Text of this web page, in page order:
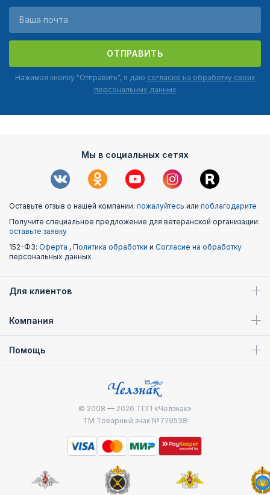
ОТПРАВИТЬ
Нажимая кнопку "Отправить", я даю согласие на обработку своих
персональных данных
Мы в социальных сетях
Оставьте отзыв о нашей компании: пожалуйтесь или поблагодарите
Получите специальное предложение для ветеранской организации:
оставьте заявку
152-ФЗ: Оферта , Политика обработки и Согласие на обработку
персональных данных
Для клиентов
Компания
Помощь
© 2008 — 2026 ТПП «Челзнак»
ТМ Товарный знак №729538